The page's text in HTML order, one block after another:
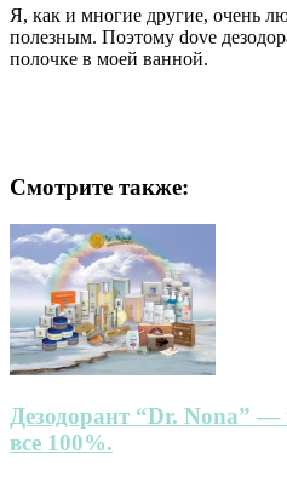
Я, как и многие другие, очень
полезным. Поэтому dove
полочке в моей ванной.
Смотрите также:
Дезодорант “Dr. Nona” —
все 100%.